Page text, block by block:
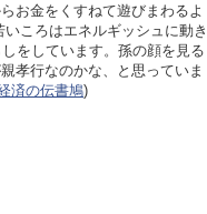
お金をくすねて遊びまわるよ
ころはエネルギッシュに動き
をしています。孫の顔を見る
孝行なのかな、と思っていま
済の伝書鳩)